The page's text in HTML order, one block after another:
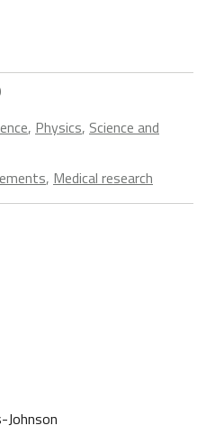
, Physics, Science and
, Medical research
Johnson